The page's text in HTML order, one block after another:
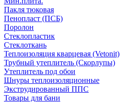
Пакля тюковая
Пенопласт (ПСБ)
Поролон
Стеклопластик
Стеклоткань
Теплоизоляция кварцевая (Vetonit)
Трубный утеплитель (Скорлупы)
Утеплитель под обои
Шнуры теплоизоляционные
Экструдированный ППС
Товары для бани